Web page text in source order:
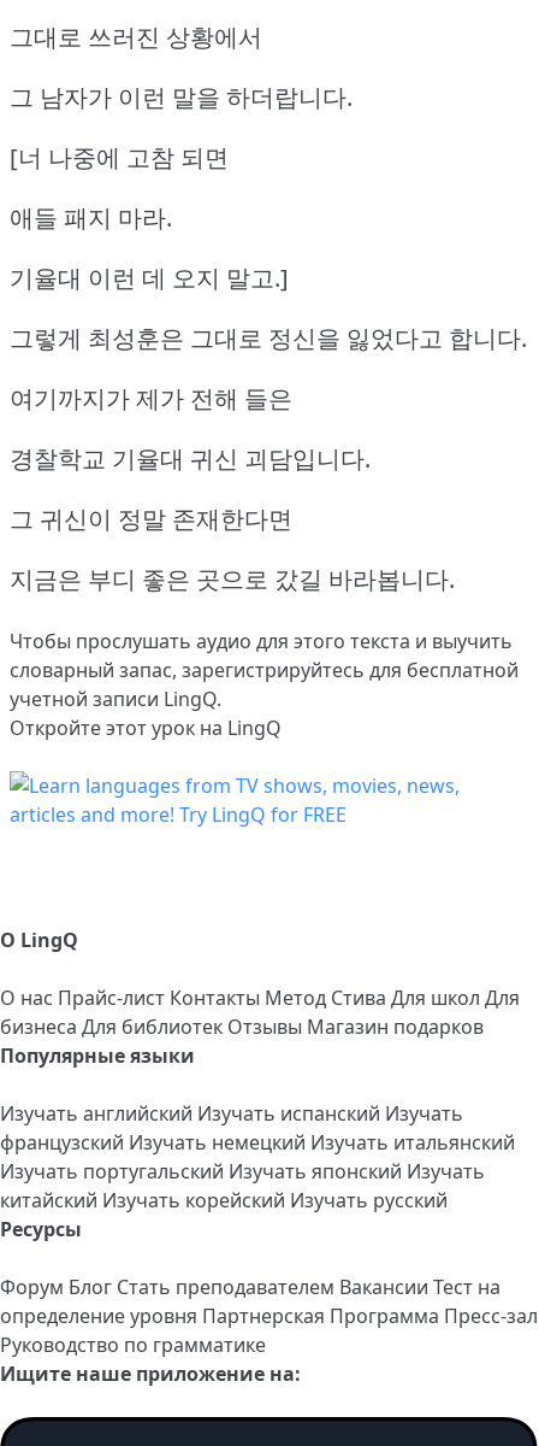
그대로 쓰러진 상황에서
그 남자가 이런 말을 하더랍니다.
[너 나중에 고참 되면
애들 패지 마라.
기율대 이런 데 오지 말고.]
그렇게 최성훈은 그대로 정신을 잃었다고 합니다.
여기까지가 제가 전해 들은
경찰학교 기율대 귀신 괴담입니다.
그 귀신이 정말 존재한다면
지금은 부디 좋은 곳으로 갔길 바라봅니다.
Чтобы прослушать аудио для этого текста и выучить
словарный запас, зарегистрируйтесь для бесплатной
учетной записи LingQ.
Откройте этот урок на LingQ
О LingQ
О нас Прайс-лист Контакты Метод Стива Для школ Для
бизнеса Для библиотек Отзывы Магазин подарков
Популярные языки
Изучать английский Изучать испанский Изучать
французский Изучать немецкий Изучать итальянский
Изучать португальский Изучать японский Изучать
китайский Изучать корейский Изучать русский
Ресурсы
Форум Блог Стать преподавателем Вакансии Тест на
определение уровня Партнерская Программа Пресс-зал
Руководство по грамматике
Ищите наше приложение на: